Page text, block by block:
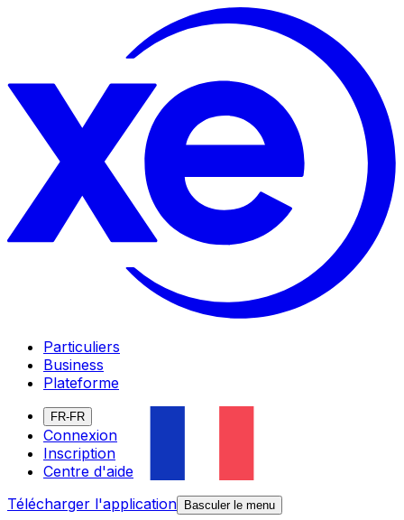
Particuliers
Business
Plateforme
FR-FR
Connexion
Inscription
Centre d'aide
Télécharger l'application
Basculer le menu